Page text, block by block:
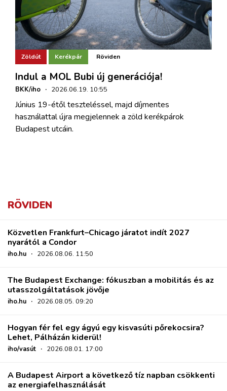
Zöldút Kerékpár Röviden
Indul a MOL Bubi új generációja!
BKK/iho · 2026.06.19. 10:55
Június 19-étől teszteléssel, majd díjmentes
használattal újra megjelennek a zöld kerékpárok
Budapest utcáin.
RÖVIDEN
Közvetlen Frankfurt–Chicago járatot indít 2027
nyarától a Condor
iho.hu · 2026.08.06. 11:50
The Budapest Exchange: fókuszban a mobilitás és az
utasszolgáltatások jövője
iho.hu · 2026.08.05. 09:20
Hogyan fér fel egy ágyú egy kisvasúti pőrekocsira?
Lehet, Pálházán kiderül!
iho/vasút · 2026.08.01. 17:00
A Budapest Airport a következő tíz napban csökkenti
az energiafelhasználását